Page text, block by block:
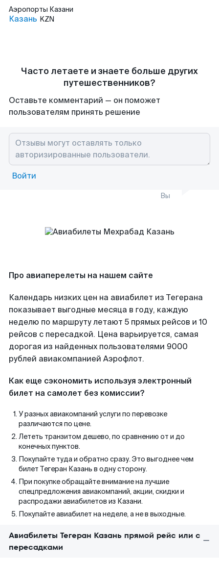
Аэропорты Казани
Казань KZN
Часто летаете и знаете больше других
путешественников?
Оставьте комментарий — он поможет
пользователям принять решение
Войти
Вы
Про авиаперелеты на нашем сайте
Календарь низких цен на авиабилет из Тегерана
показывает выгодные месяца в году, каждую
неделю по маршруту летают 5 прямых рейсов и 10
рейсов с пересадкой. Цена варьируется, самая
дорогая из найденных пользователями 9000
рублей авиакомпанией Аэрофлот.
Как еще сэкономить используя электронный
билет на самолет без комиссии?
У разных авиакомпаний услуги по перевозке
различаются по цене.
Лететь транзитом дешево, по сравнению от и до
конечных пунктов.
Покупайте туда и обратно сразу. Это выгоднее чем
билет Тегеран Казань в одну сторону.
При покупке обращайте внимание на лучшие
спецпредложения авиакомпаний, акции, скидки и
распродажи авиабилетов из Казани.
Покупайте авиабилет на неделе, а не в выходные.
Авиабилеты Тегеран Казань прямой рейс или с
пересадками